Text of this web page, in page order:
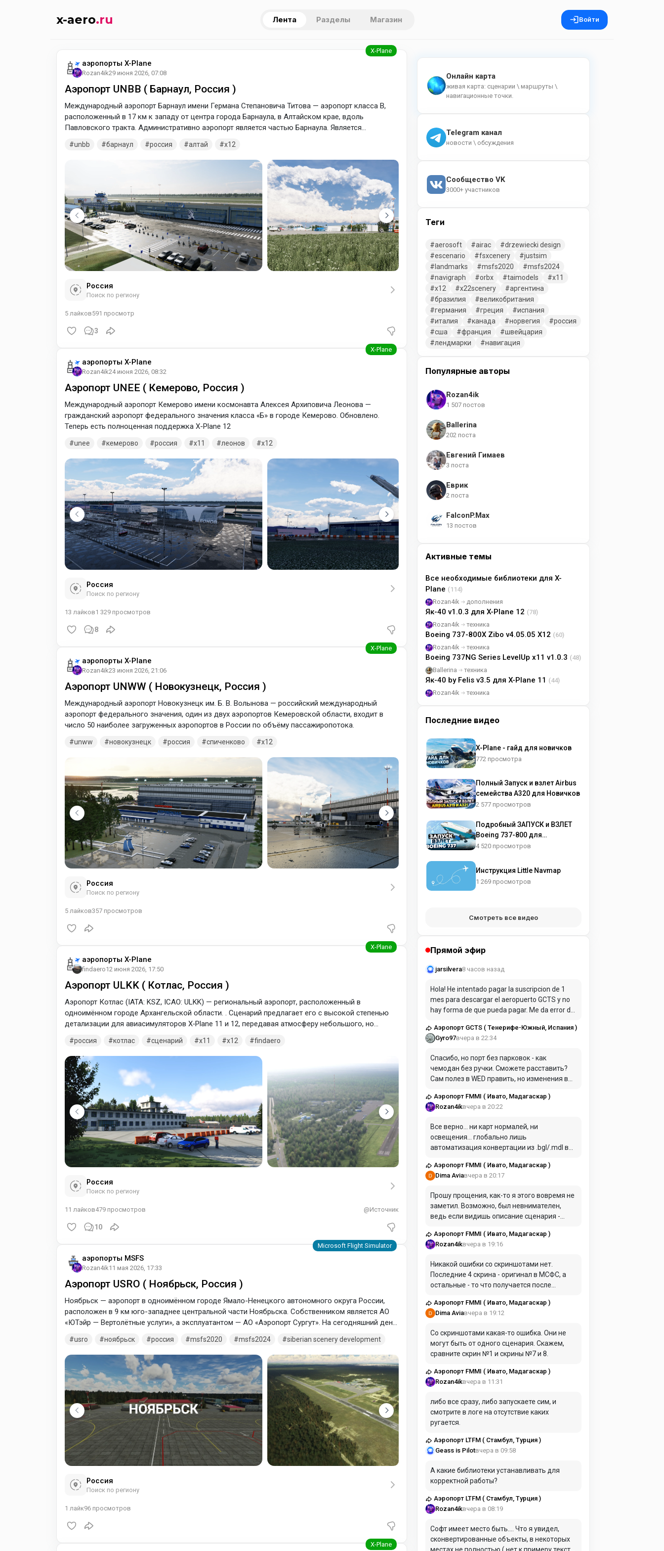
x-aero.ru Лента Разделы Магазин Войти
аэропорты X-Plane
Rozan4ik29 июня 2026, 07:08
Аэропорт UNBB ( Барнаул, Россия )
Международный аэропорт Барнаул имени Германа Степановича Титова — аэропорт класса В,
расположенный в 17 км к западу от центра города Барнаула, в Алтайском крае, вдоль
Павловского тракта. Административно аэропорт является частью Барнаула. Является
unbb барнаул россия алтай x12
Россия
Поиск по региону
5 лайков591 просмотр
3
аэропорты X-Plane
Rozan4ik24 июня 2026, 08:32
Аэропорт UNEE ( Кемерово, Россия )
Международный аэропорт Кемерово имени космонавта Алексея Архиповича Леонова —
гражданский аэропорт федерального значения класса «Б» в городе Кемерово. Обновлено.
Теперь есть полноценная поддержка X-Plane 12
unee кемерово россия x11 леонов x12
Россия
Поиск по региону
13 лайков1 329 просмотров
8
аэропорты X-Plane
Rozan4ik23 июня 2026, 21:06
Аэропорт UNWW ( Новокузнецк, Россия )
Международный аэропорт Новокузнецк им. Б. В. Волынова — российский международный
аэропорт федерального значения, один из двух аэропортов Кемеровской области, входит в
число 50 наиболее загруженных аэропортов в России по объёму пассажиропотока.
unww новокузнецк россия спиченково x12
Россия
Поиск по региону
5 лайков357 просмотров
аэропорты X-Plane
findaero12 июня 2026, 17:50
Аэропорт ULKK ( Котлас, Россия )
Аэропорт Котлас (IATA: KSZ, ICAO: ULKK) — региональный аэропорт, расположенный в
одноимённом городе Архангельской области. . Сценарий предлагает его с высокой степенью
детализации для авиасимуляторов X‑Plane 11 и 12, передавая атмосферу небольшого, но
географическом положении: на юго-востоке Архангельской области, в 4 км к юго-востоку от
города Котлас. В основе сценария — правильные координаты (61.237000,
россия котлас сценарий x11 x12 findaero
Россия
Поиск по региону
11 лайков479 просмотров @Источник
10
аэропорты MSFS
Rozan4ik11 мая 2026, 17:33
Аэропорт USRO ( Ноябрьск, Россия )
Ноябрьск — аэропорт в одноимённом городе Ямало-Ненецкого автономного округа России,
расположен в 9 км юго-западнее центральной части Ноябрьска. Собственником является АО
«ЮТэйр — Вертолётные услуги», а эксплуатантом — АО «Аэропорт Сургут». На сегодняшний день
относятся такие авиакомпании как «ЮТэйр» и «Ямал», а также иностранными перевозчиками,
осуществляющим рейсы в интересах вахтовиков (например,
usro ноябрьск россия msfs2020 msfs2024 siberian scenery development
Россия
Поиск по региону
1 лайк96 просмотров
Онлайн карта
живая карта: сценарии \ маршруты \
навигационные точки.
Telegram канал
новости \ обсуждения
Сообщество VK
3000+ участников
Теги
aerosoft airac
drzewiecki design
escenario
fsxcenery
justsim
landmarks
msfs2020
msfs2024
navigraph
orbx taimodels
x11
x12
x22scenery
аргентина
бразилия
великобритания
германия
греция
испания
италия
канада норвегия
россия
сша
франция
швейцария
лендмарки
навигация
Популярные авторы
Rozan4ik
1 507 постов
Ballerina
202 поста
Евгений Гимаев
3 поста
Еврик
2 поста
FalconP.Max
13 постов
Активные темы
Все необходимые библиотеки для X-
Plane (114)
Rozan4ik
дополнения
Як-40 v1.0.3 для X-Plane 12 (78)
Rozan4ik
техника
Boeing 737-800X Zibo v4.05.05 X12 (60)
Rozan4ik
техника
Boeing 737NG Series LevelUp x11 v1.0.3 (48)
Ballerina
техника
Як-40 by Felis v3.5 для X-Plane 11 (44)
Rozan4ik
техника
Последние видео
X-Plane - гайд для новичков
772 просмотра
Полный Запуск и взлет Airbus
семейства A320 для Новичков
2 577 просмотров
Подробный ЗАПУСК и ВЗЛЕТ
Boeing 737-800 для
НОВИЧКОВ
4 520 просмотров
Инструкция Little Navmap
1 269 просмотров
Смотреть все видео
Прямой эфир
jarsilvera8 часов назад
Hola! He intentado pagar la suscripcion de 1
mes para descargar el aeropuerto GCTS y no
hay forma de que pueda pagar. Me da error de
Аэропорт GCTS ( Тенерифе-Южный, Испания )
Gyro97вчера в 22:34
Спасибо, но порт без парковок - как
чемодан без ручки. Сможете расставить?
Сам полез в WED править, но изменения в
Аэропорт FMMI ( Ивато, Мадагаскар )
Rozan4ikвчера в 20:22
Все верно… ни карт нормалей, ни
освещения… глобально лишь
автоматизация конвертации из .bgl/.mdl в
текстого редактора, фотошопа и wed ))
Аэропорт FMMI ( Ивато, Мадагаскар )
Dima Aviaвчера в 20:17
Прошу прощения, как-то я этого вовремя не
заметил. Возможно, был невнимателен,
ведь если видишь описание сценария -
Получается, что "возможности конвертера"
надо брать в очень большие кавычки (в
Аэропорт FMMI ( Ивато, Мадагаскар )
Rozan4ikвчера в 19:16
Никакой ошибки со скриншотами нет.
Последние 4 скрина - оригинал в МСФС, а
остальные - то что получается после
есть об этом информация.
Аэропорт FMMI ( Ивато, Мадагаскар )
Dima Aviaвчера в 19:12
Со скриншотами какая-то ошибка. Они не
могут быть от одного сценария. Скажем,
сравните скрин №1 и скрины №7 и 8.
Аэропорт FMMI ( Ивато, Мадагаскар )
Rozan4ikвчера в 11:31
либо все сразу, либо запускаете сим, и
смотрите в логе на отсутствие каких
ругается.
Аэропорт LTFM ( Стамбул, Турция )
Geass is Pilotвчера в 09:58
А какие библиотеки устанавливать для
корректной работы?
Аэропорт LTFM ( Стамбул, Турция )
Rozan4ikвчера в 08:19
Софт имеет место быть.... Что я увидел,
сконвертированные объекты, в некоторых